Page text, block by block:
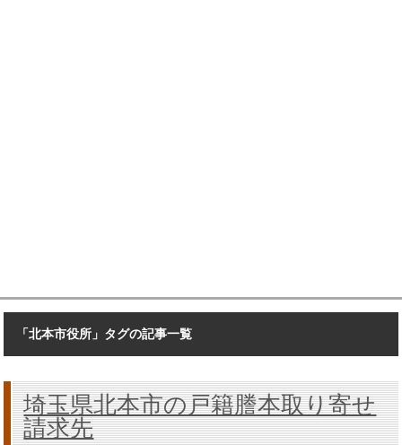
「北本市役所」タグの記事一覧
埼玉県北本市の戸籍謄本取り寄せ
請求先